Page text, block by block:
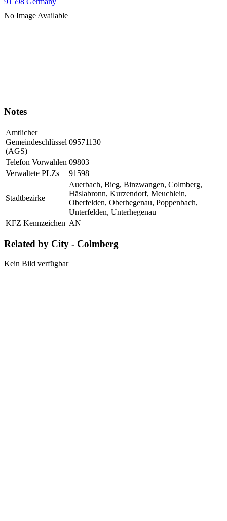
No Image Available
Notes
Amtlicher
Gemeindeschlüssel
(AGS)
09571130
Telefon Vorwahlen 09803
Verwaltete PLZs
91598
Stadtbezirke
Auerbach, Bieg, Binzwangen, Colmberg,
Häslabronn, Kurzendorf, Meuchlein,
Oberfelden, Oberhegenau, Poppenbach,
Unterfelden, Unterhegenau
KFZ Kennzeichen AN
Related by City - Colmberg
Kein Bild verfügbar